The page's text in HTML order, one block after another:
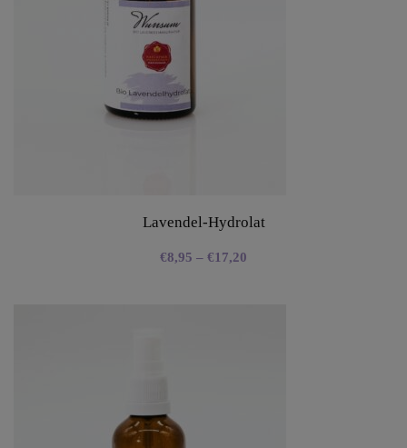
Lavendel-Hydrolat
€8,95 – €17,20